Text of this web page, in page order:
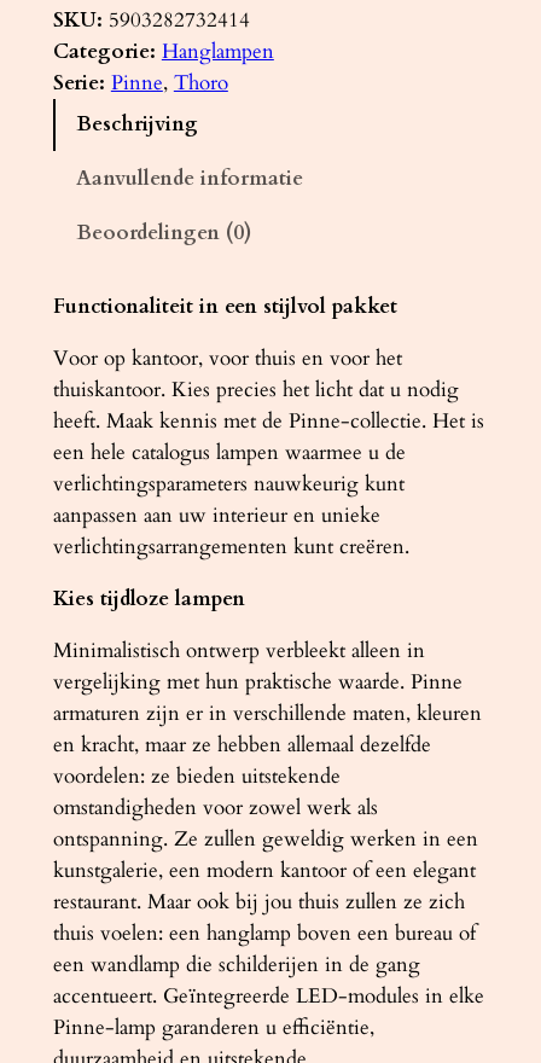
n
g
l
N
2
0
0
z
w
a
r
a
a
n
t
a
l
SKU: 5903282732414
Categorie: Hanglampen
Serie: Pinne, Thoro
Beschrijving
Aanvullende informatie
Beoordelingen (0)
Functionaliteit in een stijlvol pakket
Voor op kantoor, voor thuis en voor het
thuiskantoor. Kies precies het licht dat u nodig
heeft. Maak kennis met de Pinne-collectie. Het is
een hele catalogus lampen waarmee u de
verlichtingsparameters nauwkeurig kunt
aanpassen aan uw interieur en unieke
verlichtingsarrangementen kunt creëren.
Kies tijdloze lampen
Minimalistisch ontwerp verbleekt alleen in
vergelijking met hun praktische waarde. Pinne
armaturen zijn er in verschillende maten, kleuren
en kracht, maar ze hebben allemaal dezelfde
voordelen: ze bieden uitstekende
omstandigheden voor zowel werk als
ontspanning. Ze zullen geweldig werken in een
kunstgalerie, een modern kantoor of een elegant
restaurant. Maar ook bij jou thuis zullen ze zich
thuis voelen: een hanglamp boven een bureau of
een wandlamp die schilderijen in de gang
accentueert. Geïntegreerde LED-modules in elke
Pinne-lamp garanderen u efficiëntie,